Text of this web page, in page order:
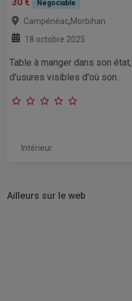
Négociable
Campénéac,Morbihan
18 octobre 2025
Table à manger dans son
d'usures visibles d'où son...
Intérieur
Ailleurs sur le web